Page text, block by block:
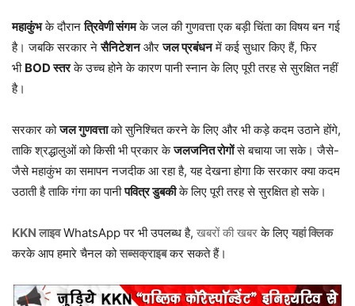
महाकुंभके दौरानत्रिवेणी संगमके जल की गुणवत्ता एक बड़ी चिंता का विषय बन गई
है। जबकि सरकार नेसैनिटेशनऔरजल प्रबंधनमें कई सुधार किए हैं, फिर
भी BOD स्तरके उच्च होने के कारण पानी स्नान के लिए पूरी तरह से सुरक्षित नहीं
है।
सरकार कोजल गुणवत्ताको सुनिश्चित करने के लिए और भी कड़े कदम उठाने होंगे,
ताकि श्रद्धालुओं को किसी भी प्रकार केजलजनित रोगोंसे बचाया जा सके। जैसे-
जैसे महाकुंभ का समापन नजदीक आ रहा है, यह देखना होगा कि सरकार क्या कदम
उठाती है ताकि गंगा का पानीपवित्र डुबकीके लिए पूरी तरह से सुरक्षित हो सके।
KKN लाइवWhatsApp पर भी उपलब्ध है, खबरों की खबरके लिए यहां क्लिक
करके आप हमारे चैनल कोसब्सक्राइबकर सकते हैं।